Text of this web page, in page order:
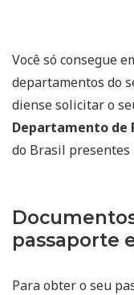
Você só consegue
departamentos do
diense solicitar o
Departamento de
do Brasil presentes
passaporte
Para obter o seu